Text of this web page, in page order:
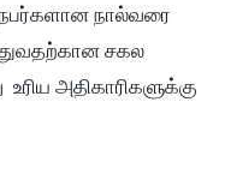
நால்வரை
சகல
அதிகாரிகளுக்கு